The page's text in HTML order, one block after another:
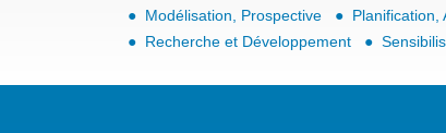
Modélisation, Prospective
Planification,
Recherche et Développement